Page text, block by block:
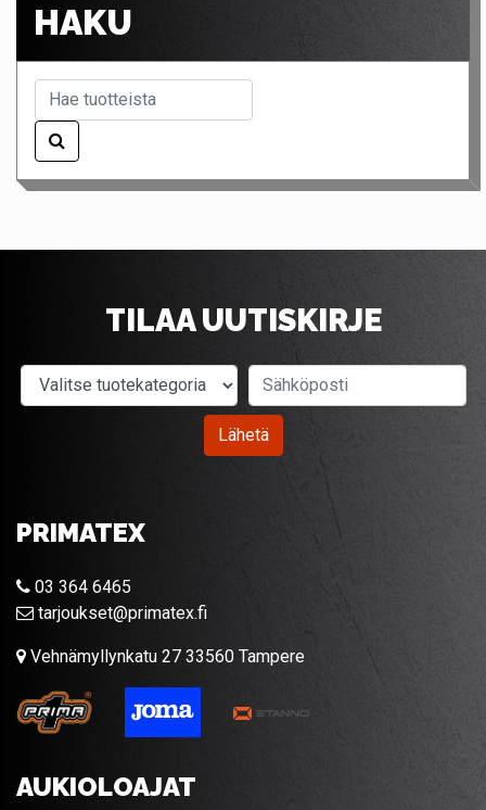
HAKU
TILAA UUTISKIRJE
Valitse tuotekategoria
Lähetä
PRIMATEX
03 364 6465
tarjoukset@primatex.fi
Vehnämyllynkatu 27 33560 Tampere
AUKIOLOAJAT